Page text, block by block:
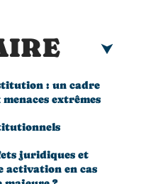
: un cadre
extrêmes
juridiques et
activation en cas